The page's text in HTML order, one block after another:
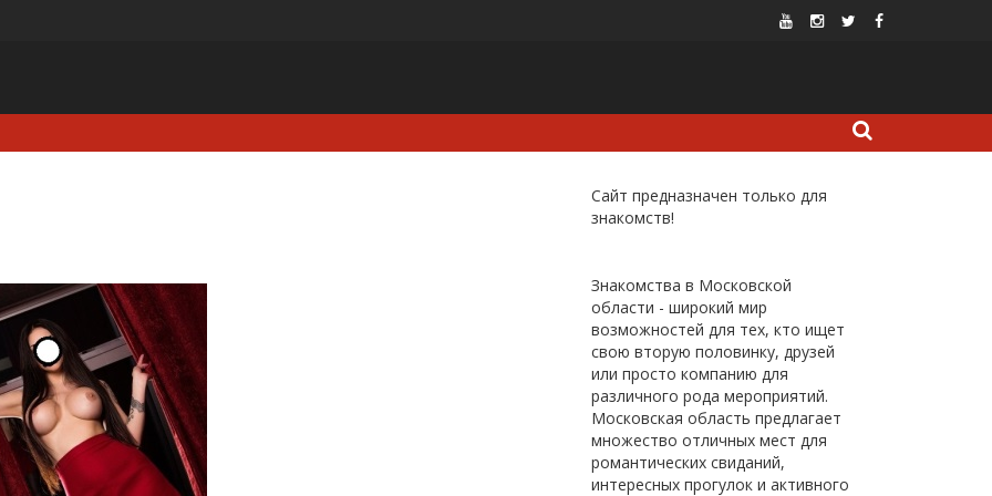
Сайт предназначен только для
знакомств!
Знакомства в Московской
области - широкий мир
возможностей для тех, кто ищет
свою вторую половинку, друзей
или просто компанию для
различного рода мероприятий.
Московская область предлагает
множество отличных мест для
романтических свиданий,
интересных прогулок и активного